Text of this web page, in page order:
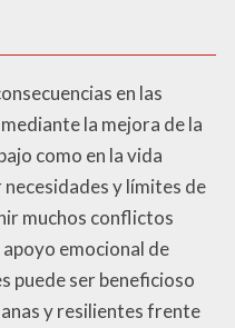
en las
la mejora de la
como en la vida
y límites de
muchos conflictos
emocional de
puede ser beneficioso
y resilientes frente